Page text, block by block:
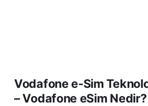
Vodafone e-Sim
– Vodafone eSim Nedir?